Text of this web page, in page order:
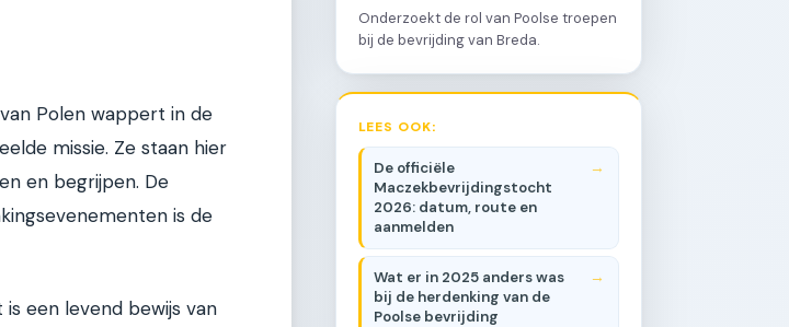
Polen wappert in de
missie. Ze staan hier
en begrijpen. De
is de
een levend bewijs van
Onderzoekt de rol van Poolse troepen
bij de bevrijding van Breda.
LEES OOK:
De officiële
Maczekbevrijdingstocht
2026: datum, route en
aanmelden
Wat er in 2025 anders was
bij de herdenking van de
Poolse bevrijding